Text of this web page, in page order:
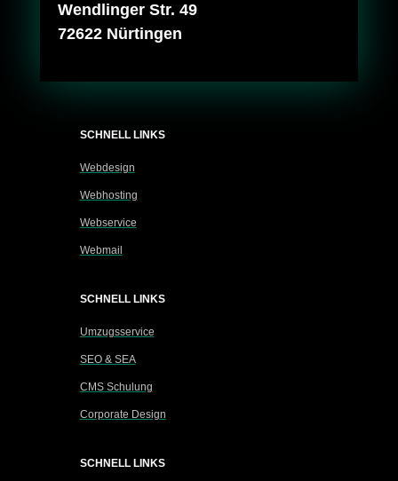
Wendlinger Str. 49
72622 Nürtingen
SCHNELL LINKS
Webdesign
Webhosting
Webservice
Webmail
SCHNELL LINKS
Umzugsservice
SEO & SEA
CMS Schulung
Corporate Design
SCHNELL LINKS